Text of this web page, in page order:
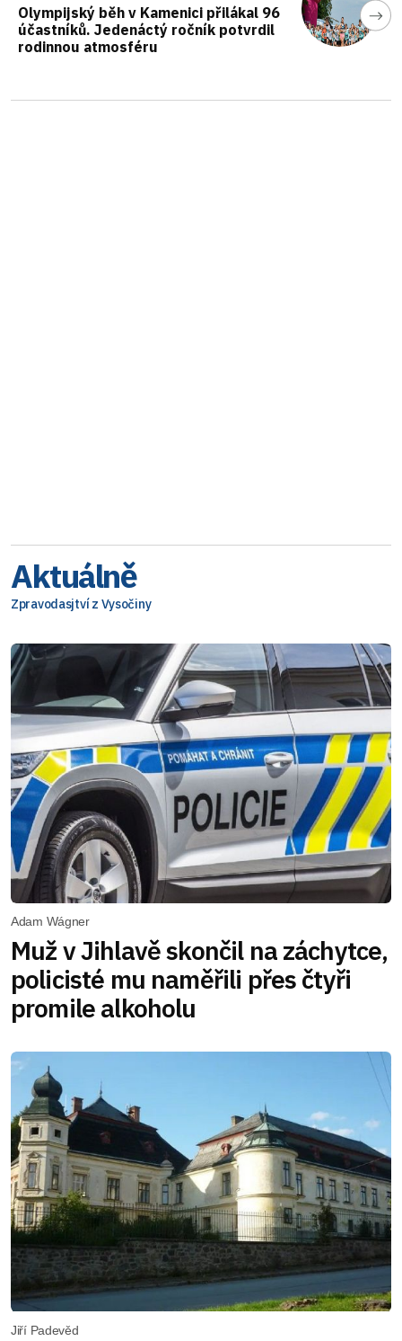
Olympijský běh v Kamenici přilákal 96
účastníků. Jedenáctý ročník potvrdil
rodinnou atmosféru
Aktuálně
Zpravodasjtví z Vysočiny
Adam Wágner
Muž v Jihlavě skončil na záchytce,
policisté mu naměřili přes čtyři
promile alkoholu
Jiří Padevěd